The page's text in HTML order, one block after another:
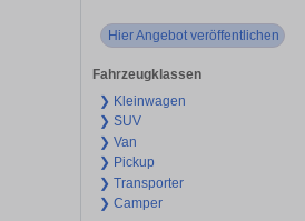
Hier Angebot veröffentlichen
Fahrzeugklassen
❯ Kleinwagen
❯ SUV
❯ Van
❯ Pickup
❯ Transporter
❯ Camper